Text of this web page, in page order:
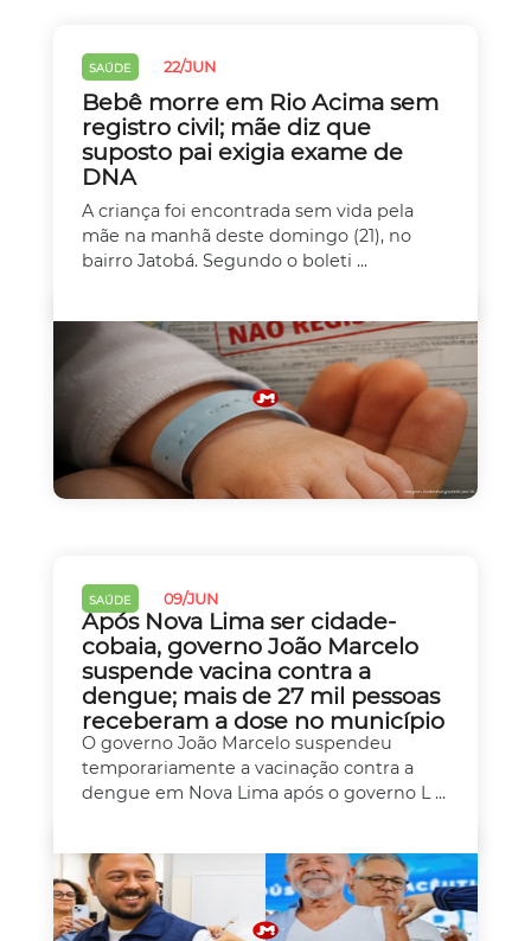
SAÚDE 22/JUN
Bebê morre em Rio Acima sem
registro civil; mãe diz que
suposto pai exigia exame de
DNA
A criança foi encontrada sem vida pela
mãe na manhã deste domingo (21), no
bairro Jatobá. Segundo o boleti ...
SAÚDE 09/JUN
Após Nova Lima ser cidade-
cobaia, governo João Marcelo
suspende vacina contra a
dengue; mais de 27 mil pessoas
receberam a dose no município
O governo João Marcelo suspendeu
temporariamente a vacinação contra a
dengue em Nova Lima após o governo L ...